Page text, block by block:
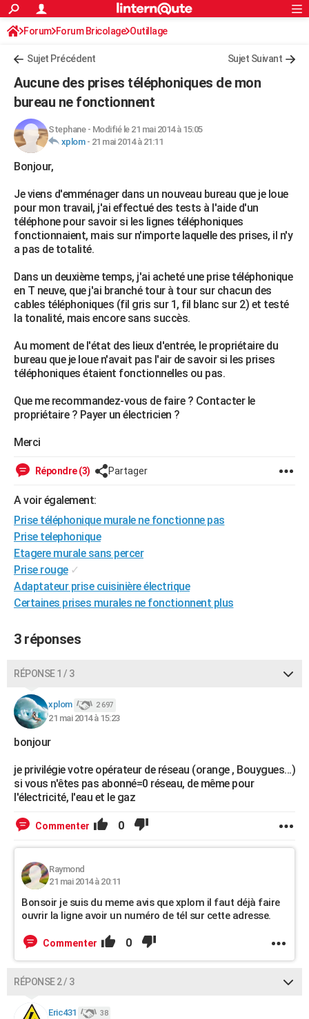
ACTUALITÉS
Politique
Société
Faits Divers
Education
Monde
Villes
+
Programme TV
TNTStreaming
Cinéma
Sorties cinéma
Musique
+FINANCE
Retraite
Impôts
Epargne
Immobilier
Risques naturels par ville
Banque
Assurance
Crédit
AUTO
Essais
Réserver un essai
Citadines
Berlines
SUV
Forum auto
HIGH-TECH
Forum
Aménagement intérieur
Extérieur
Cuisine
Salle de bains
Jardinage
Rangement
WEEK-END
Guides de France
Escapades
Patrimoine
Expositions
Musées
Week-end nature
+LIFESTYLE
Alimentation
Guide de la santé
Maladies
Médicaments
Sommeil
VOYAGE
Destinations
City break
Voyage nature
Voyage de noces
Forum
Climat
+
GUIDES D'ACHAT
BONS PLANS
CARTE DE VOEUX
DICTIONNAIRE
Dictionnaire
Biographies
Citations
Expressions
Proverbes
PROGRAMME TV
S'inscrire
Se connecter
Lycées
Collèges
Primaires
Universités
Entreprises
Service militaire
Avis de recherche
AVIS DE DÉCÈS
FORUM
Bricolage
Lifestyle
Culture
Sport
Auto
Television
Voyage
Cinema
S'inscrire
Connexion
Forum Forum Bricolage Outillage
Sujet Précédent Sujet Suivant
Aucune des prises téléphoniques de mon
bureau ne fonctionnent
Stephane- Modifié le 21 mai 2014 à 15:05
xplom- 21 mai 2014 à 21:11
Bonjour,
Je viens d'emménager dans un nouveau bureau que je loue
pour mon travail, j'ai effectué des tests à l'aide d'un
téléphone pour savoir si les lignes téléphoniques
fonctionnaient, mais sur n'importe laquelle des prises, il n'y
a pas de totalité.
Dans un deuxième temps, j'ai acheté une prise téléphonique
en T neuve, que j'ai branché tour à tour sur chacun des
cables téléphoniques (fil gris sur 1, fil blanc sur 2) et testé
la tonalité, mais encore sans succès.
Au moment de l'état des lieux d'entrée, le propriétaire du
bureau que je loue n'avait pas l'air de savoir si les prises
téléphoniques étaient fonctionnelles ou pas.
Que me recommandez-vous de faire ? Contacter le
propriétaire ? Payer un électricien ?
Merci
Répondre (3) Partager
A voir également:
Prise téléphonique murale ne fonctionne pas
Prise telephonique
Etagere murale sans percer
Prise rouge ✓
Adaptateur prise cuisinière électrique
Certaines prises murales ne fonctionnent plus
3 réponses
RÉPONSE 1 / 3
xplom 2 697
21 mai 2014 à 15:23
bonjour
je privilégie votre opérateur de réseau (orange , Bouygues...)
si vous n'êtes pas abonné=0 réseau, de même pour
l'électricité, l'eau et le gaz
Commenter 0
Raymond
21 mai 2014 à 20:11
Bonsoir je suis du meme avis que xplom il faut déjà faire
ouvrir la ligne avoir un numéro de tél sur cette adresse.
Commenter 0
RÉPONSE 2 / 3
Eric431 38